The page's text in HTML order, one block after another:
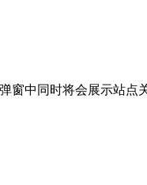
窗中同时将会展示站点